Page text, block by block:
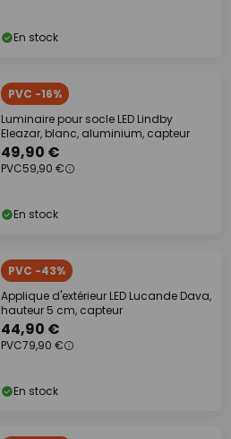
En stock
PVC -16%
Luminaire pour socle LED Lindby
Eleazar, blanc, aluminium, capteur
49,90 €
PVC59,90 €
En stock
PVC -43%
Applique d'extérieur LED Lucande Dava,
hauteur 5 cm, capteur
44,90 €
PVC79,90 €
En stock